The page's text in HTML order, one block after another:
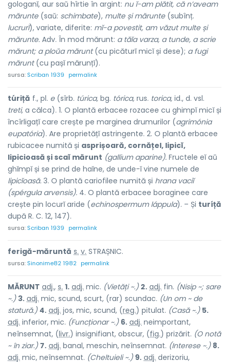
gologanĭ, aur saŭ hîrtie în argint: nu ĭ-am plătit, că n’aveam
mărunte(saŭ: schimbate), multe și mărunte(subînț.
lucrurĭ), variate, diferite: mĭ-a povestit, am văzut multe și
mărunte. Adv. În mod mărunt: a tăĭa varza, a tunde, a scrie
mărunt; a ploŭa mărunt(cu picăturĭ micĭ și dese); a fugi
mărunt(cu pașĭ mărunțĭ).
sursa: Scriban 1939 permalink
túriță f., pl. e(sîrb. túrica, bg. tórica, rus. torica, id., d. vsl.
treti, a călca). 1. O plantă erbacee rozacee cu ghimpĭ micĭ și
încîrligațĭ care crește pe marginea drumurilor (agrimónia
eupatória). Are proprietățĭ astringente. 2. O plantă erbacee
rubicacee numită și asprișoară, cornățel, lipicĭ,
lipicioasă și scaĭ mărunt (gallium aparine). Fructele eĭ aŭ
ghĭmpĭ și se prind de haĭne, de unde-ĭ vine numele de
lipicĭoasă. 3. O plantă cariofilee numită și hrana vaciĭ
(spérgula arvensis). 4. O plantă erbacee boraginee care
crește pin locurĭ aride (echinospermum láppula). – Și turíță
după R. C. 12, 147).
sursa: Scriban 1939 permalink
ferigă-măruntă s. v. STRAȘNIC.
sursa: Sinonime82 1982 permalink
MĂRUNT adj., s. 1. adj. mic. (Vietăți ~.) 2. adj. fin. (Nisip ~; sare
~.) 3. adj. mic, scund, scurt, (rar) scundac. (Un om ~ de
statură.) 4. adj. jos, mic, scund, (reg.) pitulat. (Casă ~.) 5.
adj. inferior, mic. (Funcționar ~.) 6. adj. neimportant,
neînsemnat, (livr.) insignifiant, obscur, (fig.) prizărit. (O notă
~ în ziar.) 7. adj. banal, meschin, neînsemnat. (Interese ~.) 8.
adj. mic, neînsemnat. (Cheltuieli ~.) 9. adj. derizoriu,